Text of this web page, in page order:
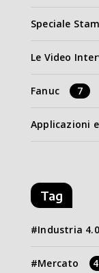
Speciale
Le Video
Fanuc 7
Applicazioni
Tag
Industria 4.0
Mercato